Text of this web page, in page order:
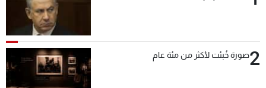
2صورة خُبئت لأكثر من مئة عام